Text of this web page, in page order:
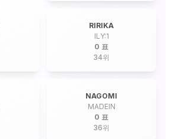
RIRIKA
ILY:1
0 표
34위
NAGOMI
MADEIN
0 표
36위